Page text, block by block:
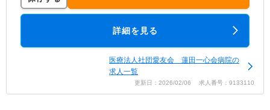
詳細を見る
医療法人社団愛友会 蓮田一心会病院の
求人一覧
更新日：2026/02/06 求人番号：9133110